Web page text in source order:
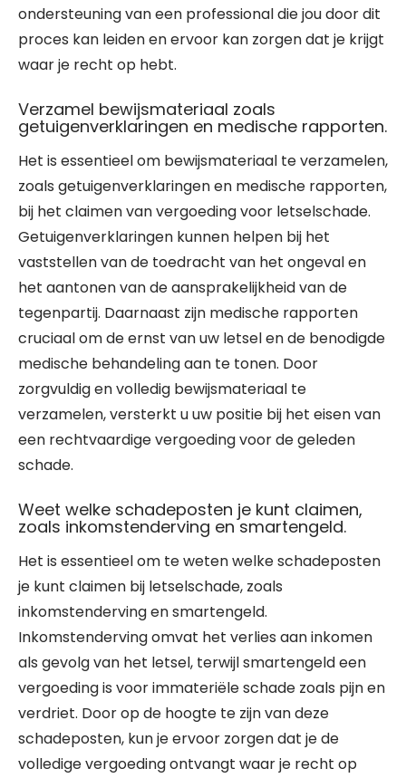
ondersteuning van een professional die jou door dit
proces kan leiden en ervoor kan zorgen dat je krijgt
waar je recht op hebt.
Verzamel bewijsmateriaal zoals
getuigenverklaringen en medische rapporten.
Het is essentieel om bewijsmateriaal te verzamelen,
zoals getuigenverklaringen en medische rapporten,
bij het claimen van vergoeding voor letselschade.
Getuigenverklaringen kunnen helpen bij het
vaststellen van de toedracht van het ongeval en
het aantonen van de aansprakelijkheid van de
tegenpartij. Daarnaast zijn medische rapporten
cruciaal om de ernst van uw letsel en de benodigde
medische behandeling aan te tonen. Door
zorgvuldig en volledig bewijsmateriaal te
verzamelen, versterkt u uw positie bij het eisen van
een rechtvaardige vergoeding voor de geleden
schade.
Weet welke schadeposten je kunt claimen,
zoals inkomstenderving en smartengeld.
Het is essentieel om te weten welke schadeposten
je kunt claimen bij letselschade, zoals
inkomstenderving en smartengeld.
Inkomstenderving omvat het verlies aan inkomen
als gevolg van het letsel, terwijl smartengeld een
vergoeding is voor immateriële schade zoals pijn en
verdriet. Door op de hoogte te zijn van deze
schadeposten, kun je ervoor zorgen dat je de
volledige vergoeding ontvangt waar je recht op